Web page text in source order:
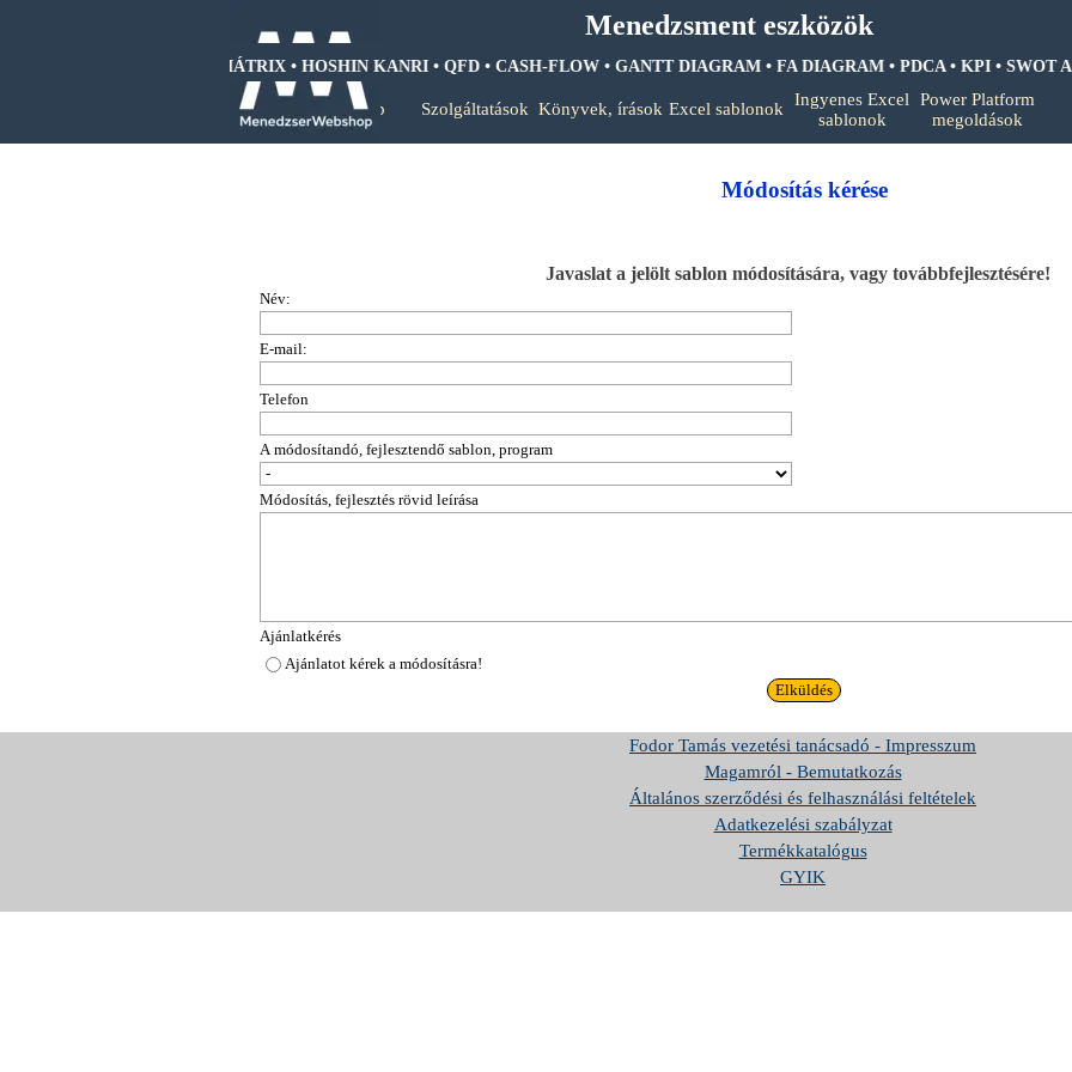
Menedzsment eszközök
• SWOT ANALIZIS • BCG MÁTRIX • HOSHIN KANRI • QFD • CASH-FLOW • GANTT DIAGRAM • FA DIAGRAM • PDCA • KPI • SWOT
Kezdőlap
Szolgáltatások Könyvek, írások ▼
Excel sablonok ▼
Ingyenes Excel
sablonok
▼
Power Platform
megoldások
Módosítás kérése
Javaslat a jelölt sablon módosítására, vagy továbbfejlesztésére!
Név:
E-mail:
Telefon
A módosítandó, fejlesztendő sablon, program
Módosítás, fejlesztés rövid leírása
Ajánlatkérés
Ajánlatot kérek a módosításra!
Fodor Tamás vezetési tanácsadó - Impresszum
Magamról - Bemutatkozás
Általános szerződési és felhasználási feltételek
Adatkezelési szabályzat
Termékkatalógus
GYIK